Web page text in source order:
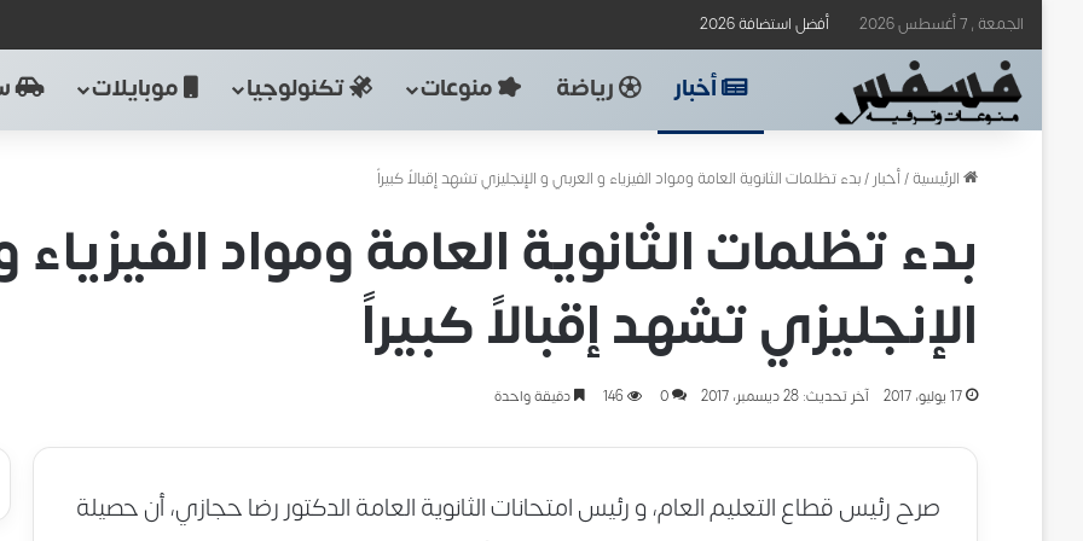
الجمعة , 7 أغسطس 2026 أفضل استضافة 2026
أخبار رياضة منوعات تكنولوجيا موبايلات
الرئيسية/أخبار/بدء تظلمات الثانوية العامة ومواد الفيزياء و العربي و الإنجليزي تشهد إقبالاً كبيراً
بدء تظلمات الثانوية العامة ومواد
الإنجليزي تشهد إقبالاً كبيراً
17 يوليو، 2017 آخر تحديث: 28 ديسمبر، 2017 0
146 دقيقة واحدة
صرح رئيس قطاع التعليم العام، و رئيس امتحانات الثانوية العامة الدكتور رضا حجازي، أن حصيلة